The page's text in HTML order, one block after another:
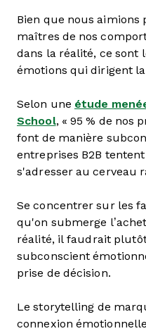
Bien que nous aimions
maîtres de nos
dans la réalité, ce sont
émotions qui dirigent
Selon une étude
School, « 95 % de nos
font de manière
entreprises B2B
s'adresser au cerveau
Se concentrer sur les
qu'on submerge
réalité, il faudrait
subconscient
prise de décision.
Le storytelling de
connexion